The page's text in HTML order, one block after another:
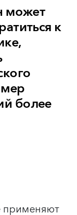
может
к
более
применяют